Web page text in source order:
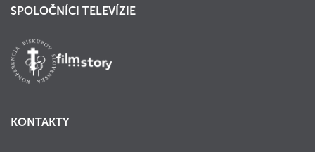
SPOLOČNÍCI TELEVÍZIE
KONTAKTY